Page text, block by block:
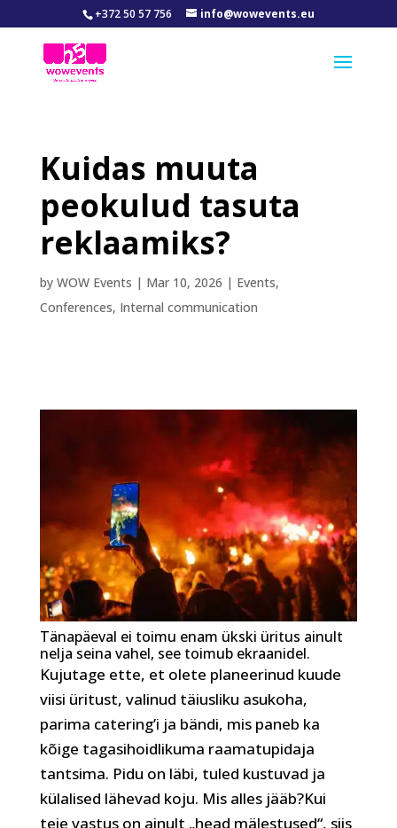
+372 50 57 756 info@wowevents.eu
Kuidas muuta
peokulud tasuta
reklaamiks?
by WOW Events | Mar 10, 2026 | Events,
Conferences, Internal communication
Tänapäeval ei toimu enam ükski üritus ainult
nelja seina vahel, see toimub ekraanidel.
Kujutage ette, et olete planeerinud kuude
viisi üritust, valinud täiusliku asukoha,
parima catering’i ja bändi, mis paneb ka
kõige tagasihoidlikuma raamatupidaja
tantsima. Pidu on läbi, tuled kustuvad ja
külalised lähevad koju. Mis alles jääb?Kui
teie vastus on ainult „head mälestused“, siis